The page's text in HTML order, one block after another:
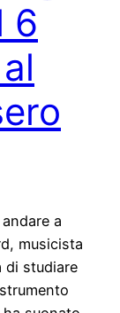
6
a
musicista
di studiare